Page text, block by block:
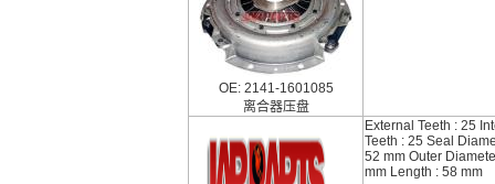
OE: 2141-1601085
离合器压盘
External Teeth : 25
Teeth : 25 Seal
52 mm Outer
mm Length : 58 mm